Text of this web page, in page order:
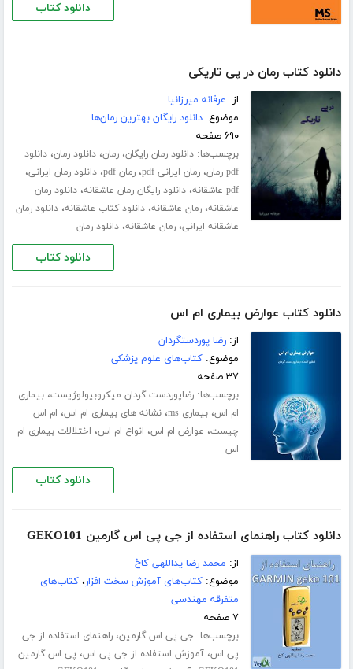
دانلود کتاب
دانلود کتاب رمان در پی تاریکی
از: عرفانه میرزانیا
موضوع:دانلود رایگان بهترین رمان‌ها
۶۹۰ صفحه
برچسب‌ها:دانلود رمان رایگان،رمان،دانلود رمان،دانلود
pdf رمان
،رمان ایرانی pdf ،رمان pdf ،دانلود رمان ایرانی،
pdf عاشقانه ،دانلود رایگان رمان عاشقانه،دانلود رمان
عاشقانه،رمان عاشقانه،دانلود کتاب عاشقانه،دانلود رمان
عاشقانه ایرانی،رمان عاشقانه،دانلود رمان
دانلود کتاب
دانلود کتاب عوارض بیماری ام اس
از:رضا پوردستگردان
موضوع:کتاب‌های علوم پزشکی
۳۷ صفحه
برچسب‌ها:رضاپوردست گردان میکروبیولوژیست،بیماری
ام اس،بیماری ms ،نشانه های بیماری ام اس، ام اس
چیست، عوارض ام اس، انواع ام اس، اختلالات بیماری ام
اس
دانلود کتاب
دانلود کتاب راهنمای استفاده از جی پی اس گارمین GEKO101
از: محمد رضا یداللهی کاخ
موضوع:کتاب‌های آموزش سخت افزار،کتاب‌های
متفرقه مهندسی
۷ صفحه
برچسب‌ها: جی پی اس گارمین،راهنمای استفاده از جی
پی اس،آموزش استفاده از جی پی اس، پی اس گارمین